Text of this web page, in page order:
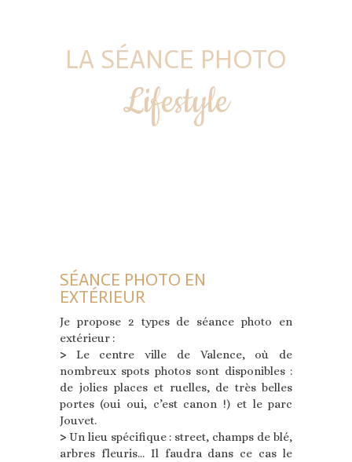
LA SÉANCE PHOTO
Lifestyle
SÉANCE PHOTO EN
EXTÉRIEUR
Je propose 2 types de séance photo en
extérieur :
> Le centre ville de Valence, où de
nombreux spots photos sont disponibles :
de jolies places et ruelles, de très belles
portes (oui oui, c’est canon !) et le parc
Jouvet.
>Un lieu spécifique : street, champs de blé,
arbres fleuris… Il faudra dans ce cas le